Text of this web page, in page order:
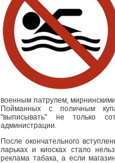
военным патрулем,
Пойманных с поличным
"выписывать" не только
администрации.
После окончательного
ларьках и киосках стало
реклама табака, а если